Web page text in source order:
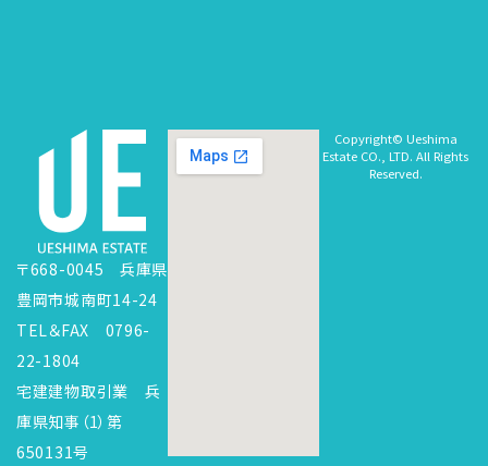
〒668-0045 兵庫県
豊岡市城南町14-24
TEL＆FAX 0796-
22-1804
宅建建物取引業 兵
庫県知事（1）第
650131号
Copyright© Ueshima
Estate CO., LTD. All Rights
Reserved.